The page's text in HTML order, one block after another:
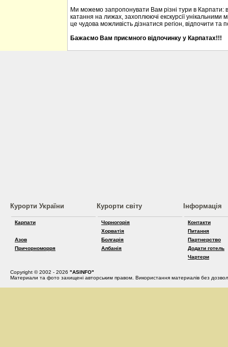
Ми можемо запропонувати Вам різні тури в Карпати:
катання на лижах, захоплюючі екскурсії
це чудова можливість дізнатися регіон, відпочити та
Бажаємо Вам приємного відпочинку у Карпатах!!!
Курорти України
Карпати
Азов
Причорноморря
Курорти світу
Чорногорія
Хорватія
Болгарія
Албанія
Інформація
Контакти
Питання
Партнерство
Додати готель
Чартери
Copyright © 2002 - 2026 "ASINFO"
Материали та фото захищені авторським правом. Використання материалів без